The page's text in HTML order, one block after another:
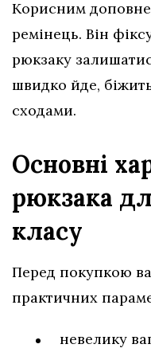
Корисним
ремінець. Він
рюкзаку
швидко йде,
сходами.
Основні
рюкзака
класу
Перед покупкою
практичних
невелику